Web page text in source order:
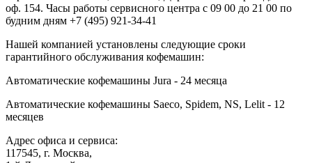
оф. 154. Часы работы сервисного центра с 09 00 до 21 00 по
будним дням +7 (495) 921-34-41
Нашей компанией установлены следующие сроки
гарантийного обслуживания кофемашин:
Автоматические кофемашины Jura - 24 месяца
Автоматические кофемашины Saeco, Spidem, NS, Lelit - 12
месяцев
Адрес офиса и сервиса:
117545, г. Москва,